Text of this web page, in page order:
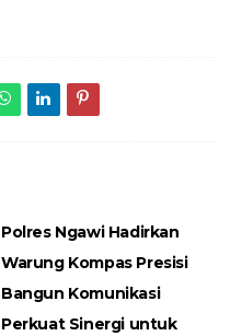
Polres Ngawi Hadirkan
Warung Kompas Presisi
Bangun Komunikasi
Perkuat Sinergi untuk